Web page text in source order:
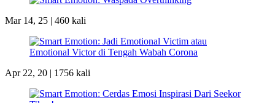
Mar 14, 25 | 460 kali
Apr 22, 20 | 1756 kali